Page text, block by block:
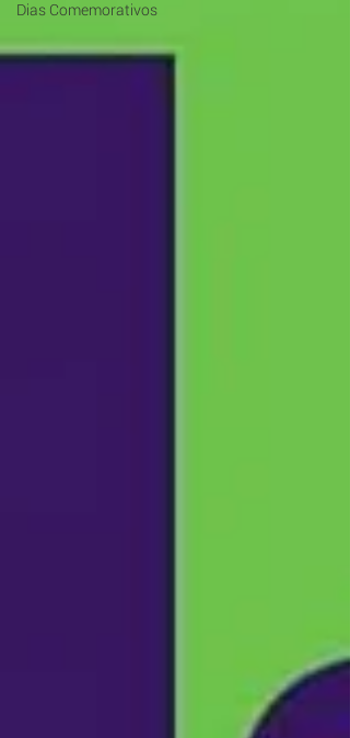
Dias Comemorativos